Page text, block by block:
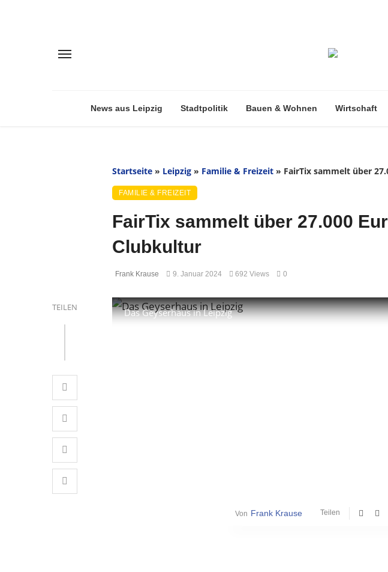
News aus Leipzig Stadtpolitik Bauen & Wohnen Wirtschaft
Startseite » Leipzig » Familie & Freizeit » FairTix sammelt über
FAMILIE & FREIZEIT
FairTix sammelt über 27.000
Clubkultur
Frank Krause 9. Januar 2024 692 Views 0
TEILEN Das Geyserhaus in Leipzig
Von Frank Krause Teilen